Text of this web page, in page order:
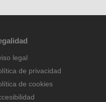
legal
de privacidad
de cookies